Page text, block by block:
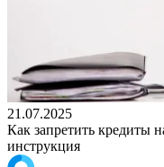
21.07.2025
Как запретить кредиты
инструкция